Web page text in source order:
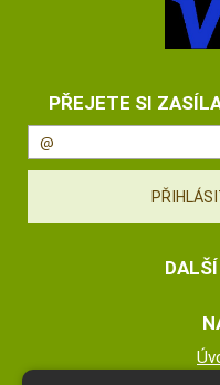
PŘEJETE SI